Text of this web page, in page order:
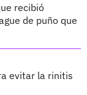
recibió
de puño que
evitar la rinitis